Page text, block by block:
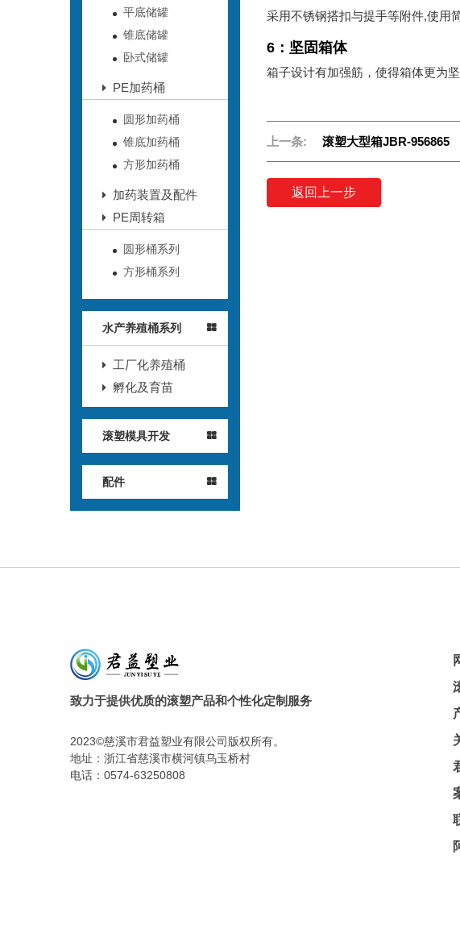
平底储罐
锥底储罐
卧式储罐
PE加药桶
圆形加药桶
锥底加药桶
方形加药桶
加药装置及配件
PE周转箱
圆形桶系列
方形桶系列
水产养殖桶系列
工厂化养殖桶
孵化及育苗
滚塑模具开发
配件
采用不锈钢搭扣与提手等附件,使用
6：坚固箱体
箱子设计有加强筋，使得箱体更为
上一条: 滚塑大型箱JBR-956865
返回上一步
致力于提供优质的滚塑产品和个性化定制服务
2023©慈溪市君益塑业有限公司版权所有。
地址：浙江省慈溪市横河镇乌玉桥村
电话：0574-63250808